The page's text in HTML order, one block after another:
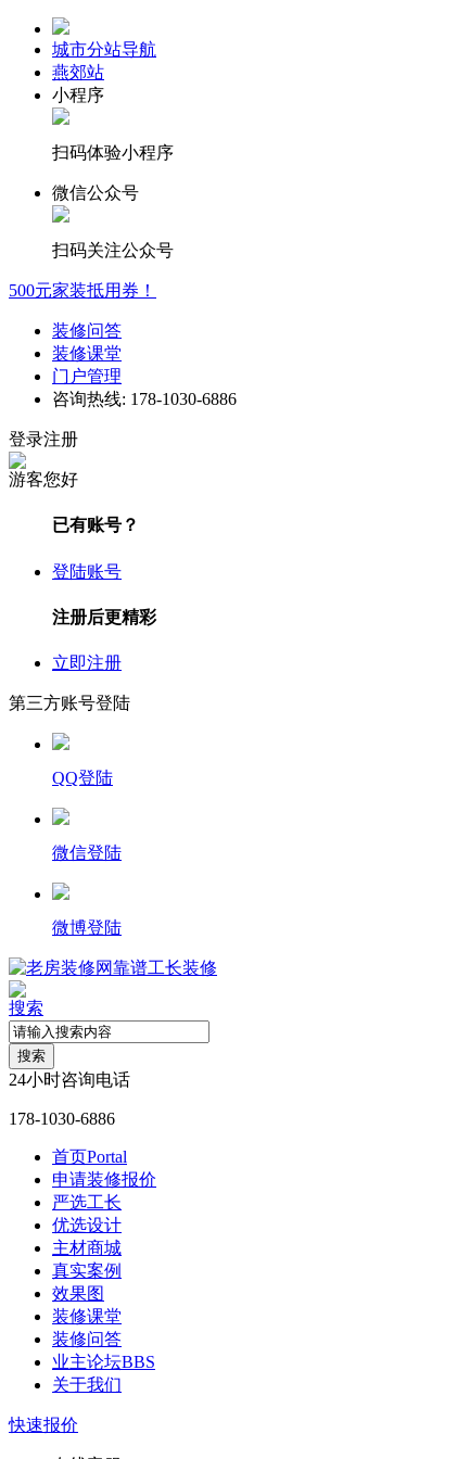
城市分站导航
燕郊站
小程序
扫码体验小程序
微信公众号
扫码关注公众号
500元家装抵用券！
装修问答
装修课堂
门户管理
咨询热线: 178-1030-6886
登录注册
游客您好
已有账号？
登陆账号
注册后更精彩
立即注册
第三方账号登陆
QQ登陆
微信登陆
微博登陆
搜索
搜索
24小时咨询电话
178-1030-6886
首页Portal
申请装修报价
严选工长
优选设计
主材商城
真实案例
效果图
装修课堂
装修问答
业主论坛BBS
关于我们
快速报价